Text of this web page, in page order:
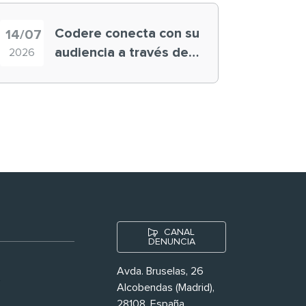
14/07
2026
Codere conecta con su
audiencia a través de
CANAL
DENUNCIA
Avda. Bruselas, 26
Alcobendas (Madrid),